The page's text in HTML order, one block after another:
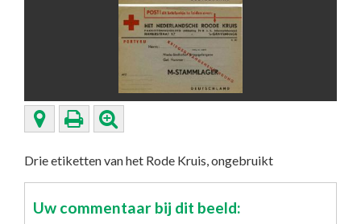
Drie etiketten van het Rode Kruis, ongebruikt
Uw commentaar bij dit beeld: